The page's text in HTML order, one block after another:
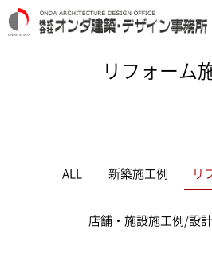
リフォーム
ALL 新築施工例 リ
店舗・施設施工例/設